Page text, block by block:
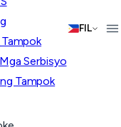
Serbisyo
Tampok
FIL